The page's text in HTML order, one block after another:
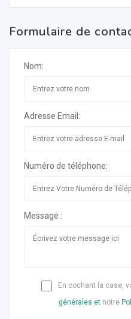
Formulaire de
Nom:
Adresse Email:
Numéro de téléphone:
Message :
En cochant la case,
générales et notre